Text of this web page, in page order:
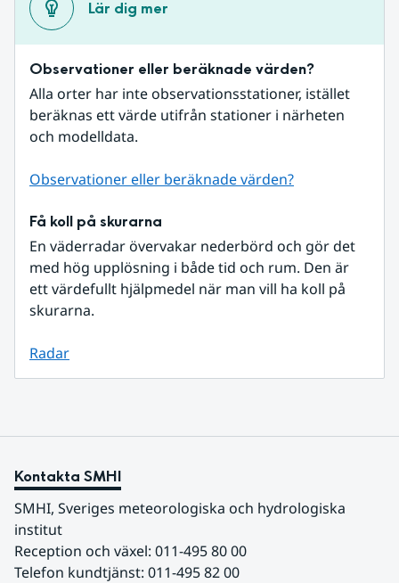
Lär dig mer
Observationer eller beräknade värden?
Alla orter har inte observationsstationer, istället
beräknas ett värde utifrån stationer i närheten
och modelldata.
Observationer eller beräknade värden?
Få koll på skurarna
En väderradar övervakar nederbörd och gör det
med hög upplösning i både tid och rum. Den är
ett värdefullt hjälpmedel när man vill ha koll på
skurarna.
Radar
Kontakta SMHI
SMHI, Sveriges meteorologiska och hydrologiska
institut
Reception och växel: 011-495 80 00
Telefon kundtjänst: 011-495 82 00